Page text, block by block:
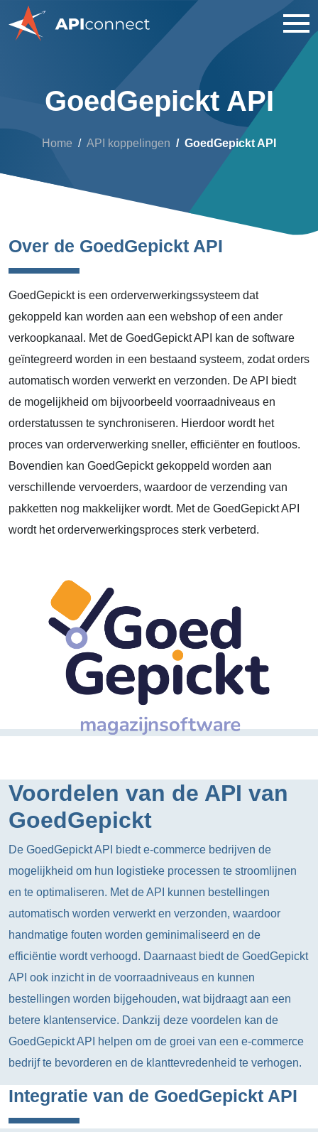
GoedGepickt API
Home API koppelingen GoedGepickt API
Over de GoedGepickt API
GoedGepickt is een orderverwerkingssysteem dat
gekoppeld kan worden aan een webshop of een ander
verkoopkanaal. Met de GoedGepickt API kan de software
geïntegreerd worden in een bestaand systeem, zodat orders
automatisch worden verwerkt en verzonden. De API biedt
de mogelijkheid om bijvoorbeeld voorraadniveaus en
orderstatussen te synchroniseren. Hierdoor wordt het
proces van orderverwerking sneller, efficiënter en foutloos.
Bovendien kan GoedGepickt gekoppeld worden aan
verschillende vervoerders, waardoor de verzending van
pakketten nog makkelijker wordt. Met de GoedGepickt API
wordt het orderverwerkingsproces sterk verbeterd.
Voordelen van de API van
GoedGepickt
De GoedGepickt API biedt e-commerce bedrijven de
mogelijkheid om hun logistieke processen te stroomlijnen
en te optimaliseren. Met de API kunnen bestellingen
automatisch worden verwerkt en verzonden, waardoor
handmatige fouten worden geminimaliseerd en de
efficiëntie wordt verhoogd. Daarnaast biedt de GoedGepickt
API ook inzicht in de voorraadniveaus en kunnen
bestellingen worden bijgehouden, wat bijdraagt aan een
betere klantenservice. Dankzij deze voordelen kan de
GoedGepickt API helpen om de groei van een e-commerce
bedrijf te bevorderen en de klanttevredenheid te verhogen.
Integratie van de GoedGepickt API